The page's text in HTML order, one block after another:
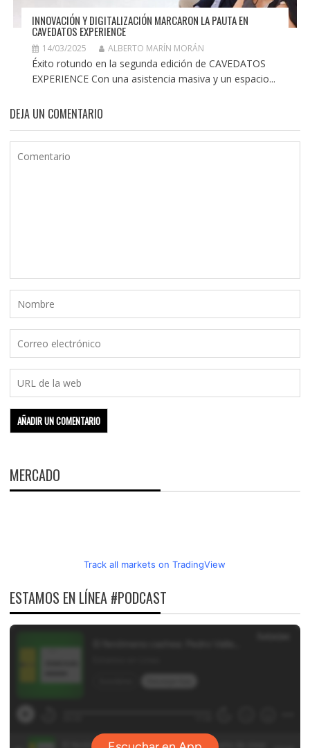
INNOVACIÓN Y DIGITALIZACIÓN MARCARON LA PAUTA EN
CAVEDATOS EXPERIENCE
14/03/2025 ALBERTO MARÍN MORÁN
Éxito rotundo en la segunda edición de CAVEDATOS
EXPERIENCE Con una asistencia masiva y un espacio...
DEJA UN COMENTARIO
MERCADO
Track all markets on TradingView
ESTAMOS EN LÍNEA #PODCAST